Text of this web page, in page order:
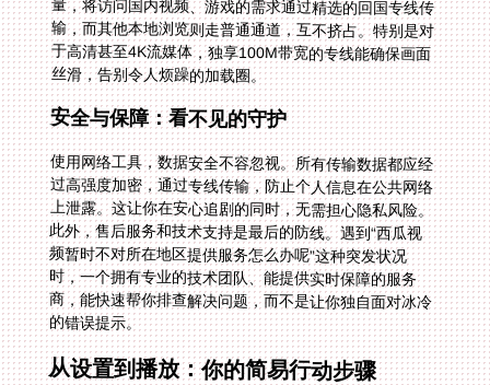
丝滑，告别令人烦躁的加载圈。
安全与保障：看不见的守护
使用网络工具，数据安全不容忽视。所有传输数据都应经
过高强度加密，通过专线传输，防止个人信息在公共网络
上泄露。这让你在安心追剧的同时，无需担心隐私风险。
此外，售后服务和技术支持是最后的防线。遇到“西瓜视
频暂时不对所在地区提供服务怎么办呢”这种突发状况
时，一个拥有专业的技术团队、能提供实时保障的服务
商，能快速帮你排查解决问题，而不是让你独自面对冰冷
的错误提示。
从设置到播放：你的简易行动步骤